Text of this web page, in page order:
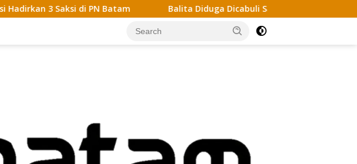
Batam Balita Diduga Dicabuli Saat Dititipkan ke Tetangga di Batam, Polisi